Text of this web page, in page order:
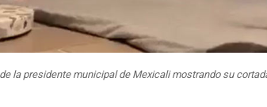
la presidente municipal de Mexicali mostrando su